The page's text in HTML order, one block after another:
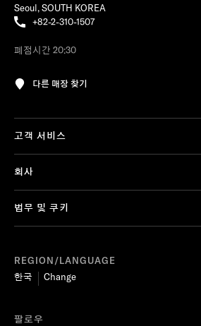
Seoul, SOUTH KOREA
+82-2-310-1507
폐점시간 20:30
다른 매장 찾기
REGION/LANGUAGE
한국
Change
고객 서비스
회사
법무 및 쿠키
팔로우